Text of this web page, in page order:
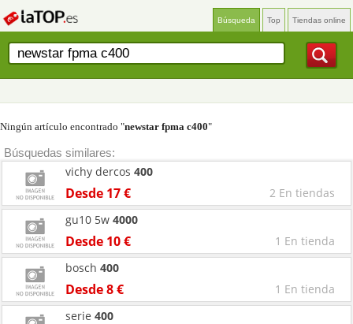
Búsqueda Top Tiendas online
Ningún artículo encontrado "newstar fpma c400"
Búsquedas similares:
Desde 17 € 2 En tiendas
vichy dercos 400
Desde 10 € 1 En tienda
gu10 5w 4000
Desde 8 € 1 En tienda
bosch 400
serie 400